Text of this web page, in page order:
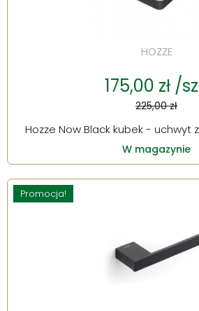
HOZZE
175,00 zł /
225,00 zł
Hozze Now Black kubek - uchwyt
W magazynie
Promocja!